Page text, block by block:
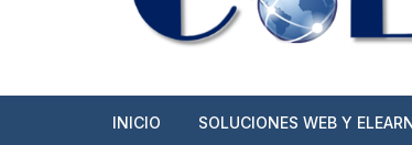
INICIO SOLUCIONES WEB Y